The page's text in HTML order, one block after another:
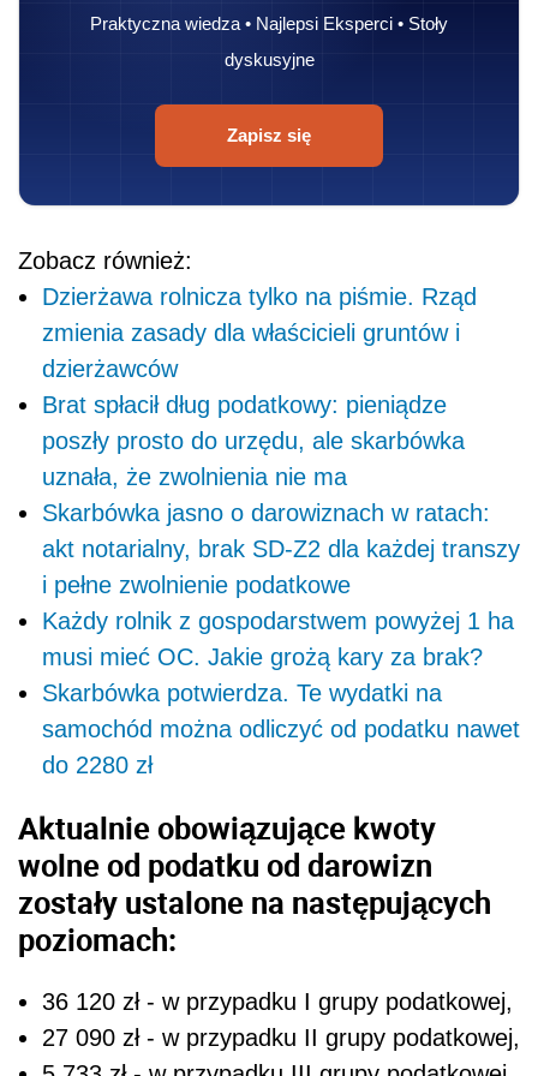
Praktyczna wiedza • Najlepsi Eksperci • Stoły
dyskusyjne
Zapisz się
Zobacz również:
Dzierżawa rolnicza tylko na piśmie. Rząd
zmienia zasady dla właścicieli gruntów i
dzierżawców
Brat spłacił dług podatkowy: pieniądze
poszły prosto do urzędu, ale skarbówka
uznała, że zwolnienia nie ma
Skarbówka jasno o darowiznach w ratach:
akt notarialny, brak SD-Z2 dla każdej transzy
i pełne zwolnienie podatkowe
Każdy rolnik z gospodarstwem powyżej 1 ha
musi mieć OC. Jakie grożą kary za brak?
Skarbówka potwierdza. Te wydatki na
samochód można odliczyć od podatku nawet
do 2280 zł
Aktualnie obowiązujące kwoty
wolne od podatku od darowizn
zostały ustalone na następujących
poziomach:
36 120 zł - w przypadku I grupy podatkowej,
27 090 zł - w przypadku II grupy podatkowej,